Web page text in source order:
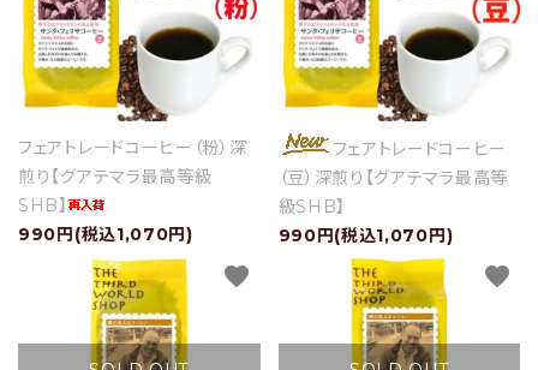
フェアトレードコーヒー（粉）深
煎り【グアテマラ最高等級
SHB】
990円(税込1,070円)
フェアトレードコーヒー
（豆）深煎り【グアテマラ最高等
級SHB】
990円(税込1,070円)
favorite favorite